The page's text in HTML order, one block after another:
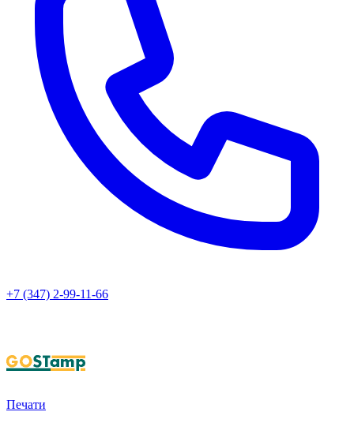
+7 (347) 2-99-11-66
Печати